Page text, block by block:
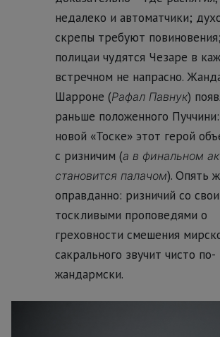
недалеко и автоматчики;
скрепы требуют
полицаи чудятся Чезаре в
встречном не напрасно.
Шарроне (Рафал Павнук)
раньше положенного
новой «Тоске» этот герой
с ризничим (а в финальном
становится палачом). Опять
оправданно: ризничий со
тоскливыми проповедями о
греховности смешения
сакрального звучит чисто по-
жандармски.